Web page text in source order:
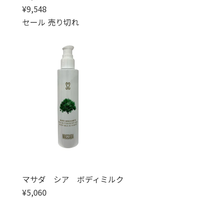
通常価格
セール価格
¥9,548
セール 売り切れ
マサダ シア ボディミルク
通常価格
¥5,060